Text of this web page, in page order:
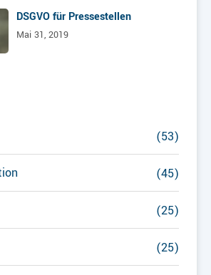
DSGVO für Pressestellen
Mai 31, 2019
(53)
(45)
(25)
(25)